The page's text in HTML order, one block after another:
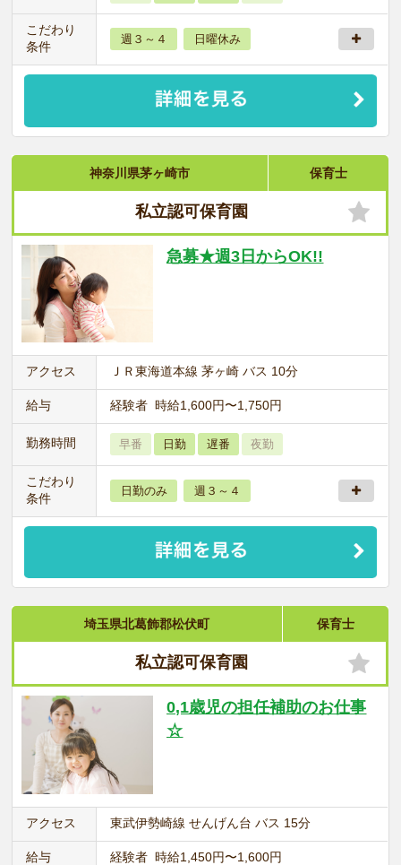
こだわり
条件
週３～４ 日曜休み
神奈川県茅ヶ崎市 保育士
私立認可保育園
急募★週3日からOK!!
アクセス ＪＲ東海道本線 茅ヶ崎 バス 10分
給与 経験者 時給1,600円〜1,750円
勤務時間 早番 日勤 遅番 夜勤
こだわり
条件
日勤のみ 週３～４
埼玉県北葛飾郡松伏町 保育士
私立認可保育園
0,1歳児の担任補助のお仕事
☆
アクセス 東武伊勢崎線 せんげん台 バス 15分
給与 経験者 時給1,450円〜1,600円